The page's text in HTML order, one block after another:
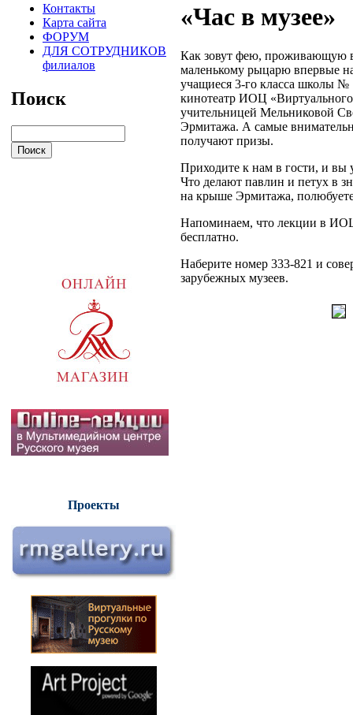
Контакты
Карта сайта
ФОРУМ
ДЛЯ СОТРУДНИКОВ
филиалов
Поиск
Проекты
«Час в музее»
Как зовут фею, проживающую в
маленькому рыцарю впервые
учащиеся 3-го класса школы
кинотеатр ИОЦ
учительницей Мельниковой
Эрмитажа. А самые
получают призы.
Приходите к нам в гости, и вы
Что делают павлин и петух в
на крыше Эрмитажа,
Напоминаем, что лекции в
бесплатно.
Наберите номер 333-821 и
зарубежных музеев.